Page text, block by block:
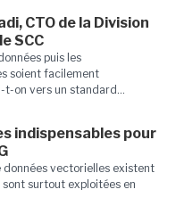
CTO de la Division
SCC
puis les
soient facilement
t-on vers un standard...
indispensables pour
données vectorielles existent
sont surtout exploitées en